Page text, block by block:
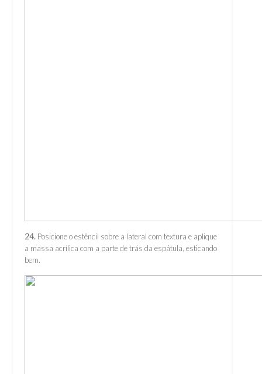
24. Posicione o estêncil sobre a lateral com textura e aplique
a massa acrílica com a parte de trás da espátula, esticando
bem.